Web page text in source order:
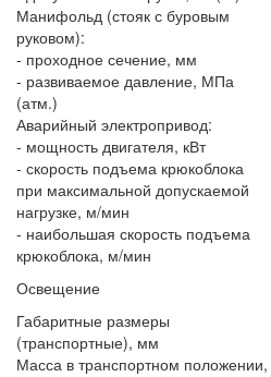
Манифольд (стояк с буровым
руковом):
- проходное сечение, мм
- развиваемое давление, МПа
(атм.)
Аварийный электропривод:
- мощность двигателя, кВт
- скорость подъема крюкоблока
при максимальной допускаемой
нагрузке, м/мин
- наибольшая скорость подъема
крюкоблока, м/мин
Освещение
Габаритные размеры
(транспортные), мм
Масса в транспортном положении,